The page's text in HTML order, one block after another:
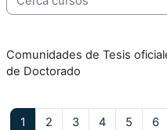
Comunidades de Tesis
de Doctorado
1 Pàgina 1
2Pàgina 2
3Pàgina 3
4Pàgina 4
5Pàgina
6